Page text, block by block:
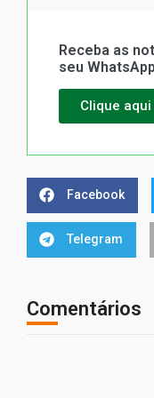
Receba as
seu
Clique
Facebook
Telegram
Comentários